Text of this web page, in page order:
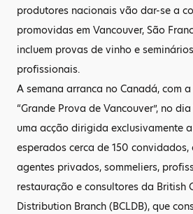
produtores nacionais vão dar-se a
promovidas em Vancouver, São
incluem provas de vinho e
profissionais.
A semana arranca no Canadá, com
“Grande Prova de Vancouver”, no
uma acção dirigida exclusivamente
esperados cerca de 150 convidados,
agentes privados, sommeliers,
restauração e consultores da British
Distribution Branch (BCLDB), que